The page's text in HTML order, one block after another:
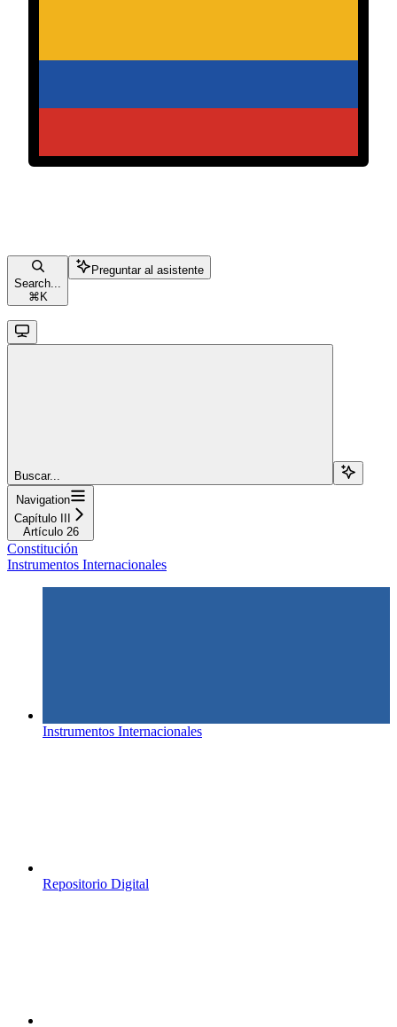
Search...
⌘ K
Preguntar al asistente
Buscar...
Navigation
Capítulo III
Artículo 26
Constitución
Instrumentos Internacionales
Instrumentos Internacionales
Repositorio Digital